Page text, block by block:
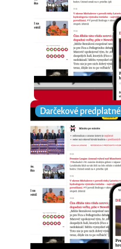
Darčekové predplatné